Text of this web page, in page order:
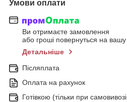
Умови оплати
Ви отримаєте замовлення
або гроші повернуться на вашу
Детальніше
Післяплата
Оплата на рахунок
Готівкою (тільки при